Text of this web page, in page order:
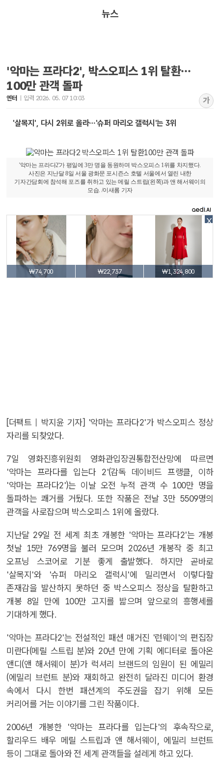
뉴스
'악마는 프라다2', 박스오피스 1위 탈환…
100만 관객 돌파
엔터 입력 2026. 05. 07 10:03 가
'살목지', 다시 2위로 올라…'슈퍼 마리오 갤럭시'는 3위
'악마는 프라다2'가 평일에 3만 명을 동원하며 박스오피스 1위를 차지했다.
사진은 지난달 8일 서울 광화문 포시즌스 호텔 서울에서 열린 내한
기자간담회에 참석해 포즈를 취하고 있는 메릴 스트립(왼쪽)과 앤 해서웨이의
모습. /이새롬 기자
X
₩74,700 ₩22,737 ₩1,324,800
[더팩트｜박지윤 기자] '악마는 프라다2'가 박스오피스 정상
자리를 되찾았다.
7일 영화진흥위원회 영화관입장권통합전산망에 따르면
'악마는 프라다를 입는다 2'(감독 데이비드 프랭클, 이하
'악마는 프라다2')는 이날 오전 누적 관객 수 100만 명을
돌파하는 쾌거를 거뒀다. 또한 작품은 전날 3만 5509명의
관객을 사로잡으며 박스오피스 1위에 올랐다.
지난달 29일 전 세계 최초 개봉한 '악마는 프라다2'는 개봉
첫날 15만 769명을 불러 모으며 2026년 개봉작 중 최고
오프닝 스코어로 기분 좋게 출발했다. 하지만 곧바로
'살목지'와 '슈퍼 마리오 갤럭시'에 밀리면서 이렇다할
존재감을 발산하지 못하던 중 박스오피스 정상을 탈환하고
개봉 8일 만에 100만 고지를 밟으며 앞으로의 흥행세를
기대하게 했다.
'악마는 프라다2'는 전설적인 패션 매거진 '런웨이'의 편집장
미란다(메릴 스트립 분)와 20년 만에 기획 에디터로 돌아온
앤디(앤 해서웨이 분)가 럭셔리 브랜드의 임원이 된 에밀리
(에밀리 브런트 분)와 재회하고 완전히 달라진 미디어 환경
속에서 다시 한번 패션계의 주도권을 잡기 위해 모든
커리어를 거는 이야기를 그린 작품이다.
2006년 개봉한 '악마는 프라다를 입는다'의 후속작으로,
할리우드 배우 메릴 스트립과 앤 해서웨이, 에밀리 브런트
등이 그대로 돌아와 전 세계 관객들을 설레게 하고 있다.